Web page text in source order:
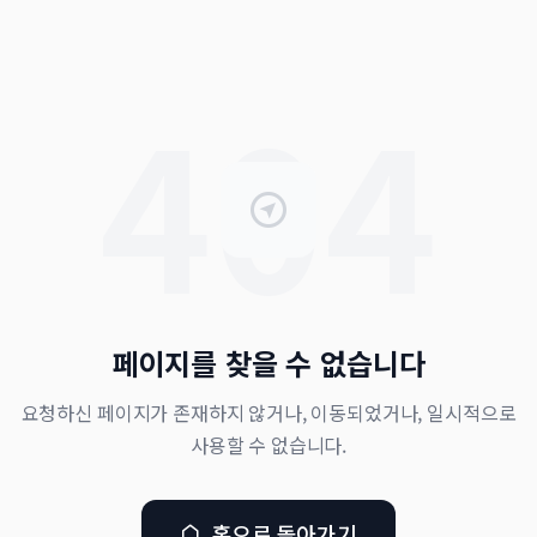
404
페이지를 찾을 수 없습니다
요청하신 페이지가 존재하지 않거나, 이동되었거나, 일시적으로
사용할 수 없습니다.